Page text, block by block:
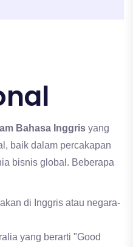
Bahasa Inggris yang
baik dalam percakapan
bisnis global. Beberapa
di Inggris atau negara-
yang berarti "Good